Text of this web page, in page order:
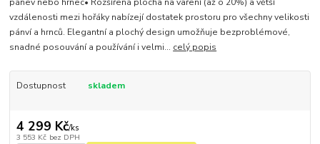
pánev nebo hrnec• Rozšířená plocha na vaření (až o 20%) a větší
vzdálenosti mezi hořáky nabízejí dostatek prostoru pro všechny velikosti
pánví a hrnců. Elegantní a plochý design umožňuje bezproblémové,
snadné posouvání a používání i velmi... celý popis
Dostupnost skladem
4 299 Kč/ks
3 553 Kč bez DPH